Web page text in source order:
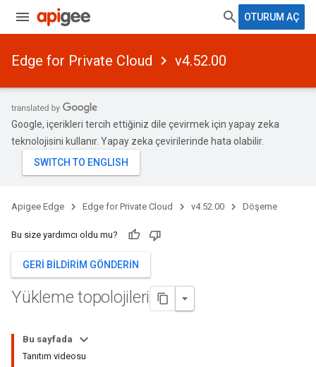
OTURUM AÇ
Edge for Private Cloud v4.52.00
Google, içerikleri tercih ettiğiniz dile çevirmek için yapay zeka
teknolojisini kullanır. Yapay zeka çevirilerinde hata olabilir.
Apigee Edge Edge for Private Cloud v4.52.00 Döşeme
Bu size yardımcı oldu mu?
GERI BILDIRIM GÖNDERIN
Yükleme topolojileri
Bu sayfada
Tanıtım videosu